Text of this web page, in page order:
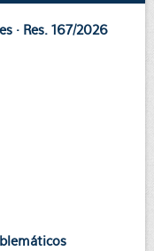
· Res. 167/2026